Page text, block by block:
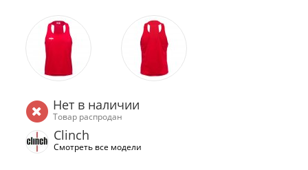
Нет в наличии
Товар распродан
Clinch
Смотреть все модели